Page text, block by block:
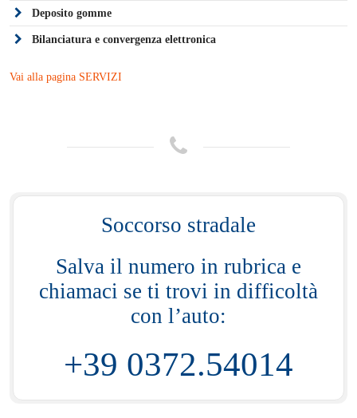
Deposito gomme
Bilanciatura e convergenza elettronica
Vai alla pagina SERVIZI
Soccorso stradale
Salva il numero in rubrica e
chiamaci se ti trovi in difficoltà
con l’auto:
+39 0372.54014